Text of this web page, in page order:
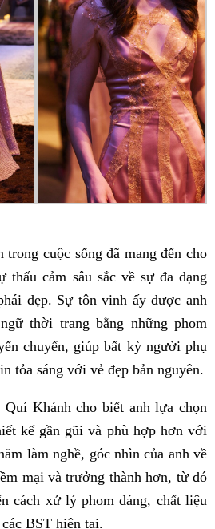
trong cuộc sống đã mang đến cho
cảm sâu sắc về sự đa dạng
đẹp. Sự tôn vinh ấy được anh
thời trang bằng những phom
chuyển, giúp bất kỳ người phụ
tỏa sáng với vẻ đẹp bản nguyên.
Khánh cho biết anh lựa chọn
kế gần gũi và phù hợp hơn với
làm nghề, góc nhìn của anh về
mại và trưởng thành hơn, từ đó
cách xử lý phom dáng, chất liệu
BST hiện tại.